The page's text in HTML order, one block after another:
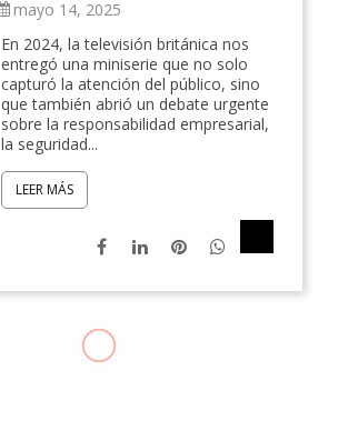
mayo 14, 2025
En 2024, la televisión británica nos
entregó una miniserie que no solo
capturó la atención del público, sino
que también abrió un debate urgente
sobre la responsabilidad empresarial,
la seguridad...
LEER MÁS